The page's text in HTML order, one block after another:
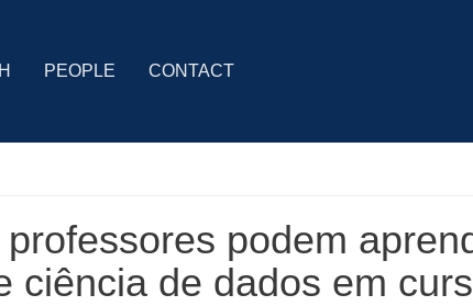
PEOPLE CONTACT
podem
ciência de dados em